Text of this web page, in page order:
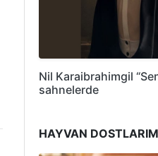
Nil Karaibrahimgil
sahnelerde
HAYVAN